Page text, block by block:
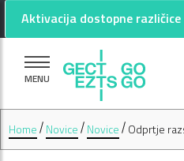
Pojdi na glavno vsebino
Pojdi na nogo strani
Aktivacija dostopne različice
MENU
Home Novice Novice Odprtje